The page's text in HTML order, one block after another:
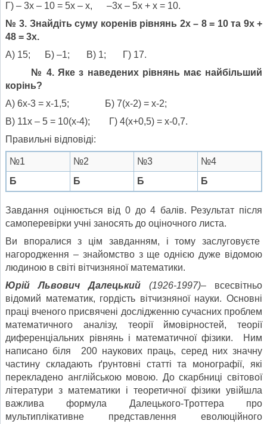
Г) – 3х – 10 = 5х – х, –3х – 5х + х = 10.
№ 3. Знайдіть суму коренів рівнянь 2х – 8 = 10 та 9х +
48 = 3х.
А) 15; Б) –1; В) 1; Г) 17.
№ 4. Яке з наведених рівнянь має найбільший
корінь?
А) 6х-3 = х-1,5; Б) 7(х-2) = х-2;
В) 11х – 5 = 10(х-4); Г) 4(х+0,5) = х-0,7.
Правильні відповіді:
№1 №2 №3
№4
Б
Б Б Б
Завдання оцінюється від 0 до 4 балів. Результат після
самоперевірки учні заносять до оціночного листа.
Ви впоралися з цім завданням, і тому заслуговуєте
нагородження – знайомство з ще однією дуже відомою
людиною в світі вітчизняної математики.
Юрій Львович Далецький
(1926-1997)– всесвітньо
відомий математик, гордість вітчизняної науки. Основні
праці вченого присвячені дослідженню сучасних проблем
математичного аналізу, теорії ймовірностей, теорії
диференціальних рівнянь і математичної фізики. Ним
написано біля 200 наукових праць, серед них значну
частину складають ґрунтовні статті та монографії, які
перекладено англійською мовою. До скарбниці світової
літератури з математики і теоретичної фізики увійшла
важлива формула Далецького-Троттера про
мультиплікативне представлення еволюційного